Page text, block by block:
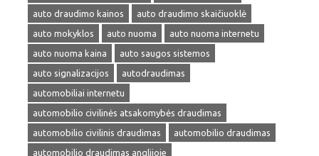
auto draudimo kainos
auto draudimo skaičiuoklė
auto mokyklos
auto nuoma
auto nuoma internetu
auto nuoma kaina
auto saugos sistemos
auto signalizacijos
autodraudimas
automobiliai internetu
automobilio civilinės atsakomybės draudimas
automobilio civilinis draudimas
automobilio draudimas
automobilio draudimas anglijoje